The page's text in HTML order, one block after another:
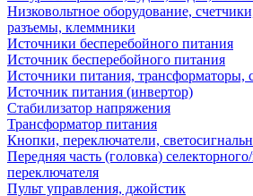
Низковольтное оборудование,
разъемы, клеммники
Источники бесперебойного питания
Источник бесперебойного питания
Источники питания, трансформаторы,
Источник питания (инвертор)
Стабилизатор напряжения
Трансформатор питания
Кнопки, переключатели,
Передняя часть (головка)
переключателя
Пульт управления, джойстик